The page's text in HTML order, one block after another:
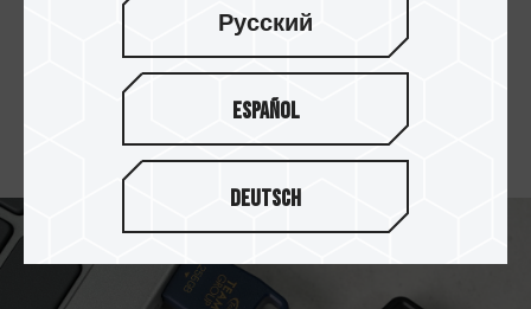
充足的储存空间选择
提供 32GB / 64GB / 256GB / 512GB 多容量选
Русский
Español
Deutsch